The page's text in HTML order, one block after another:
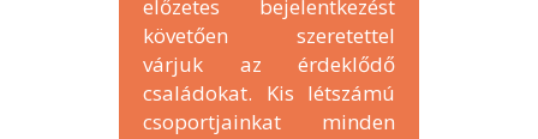
előzetes bejelentkezést
követően szeretettel
várjuk az érdeklődő
családokat. Kis létszámú
csoportjainkat minden